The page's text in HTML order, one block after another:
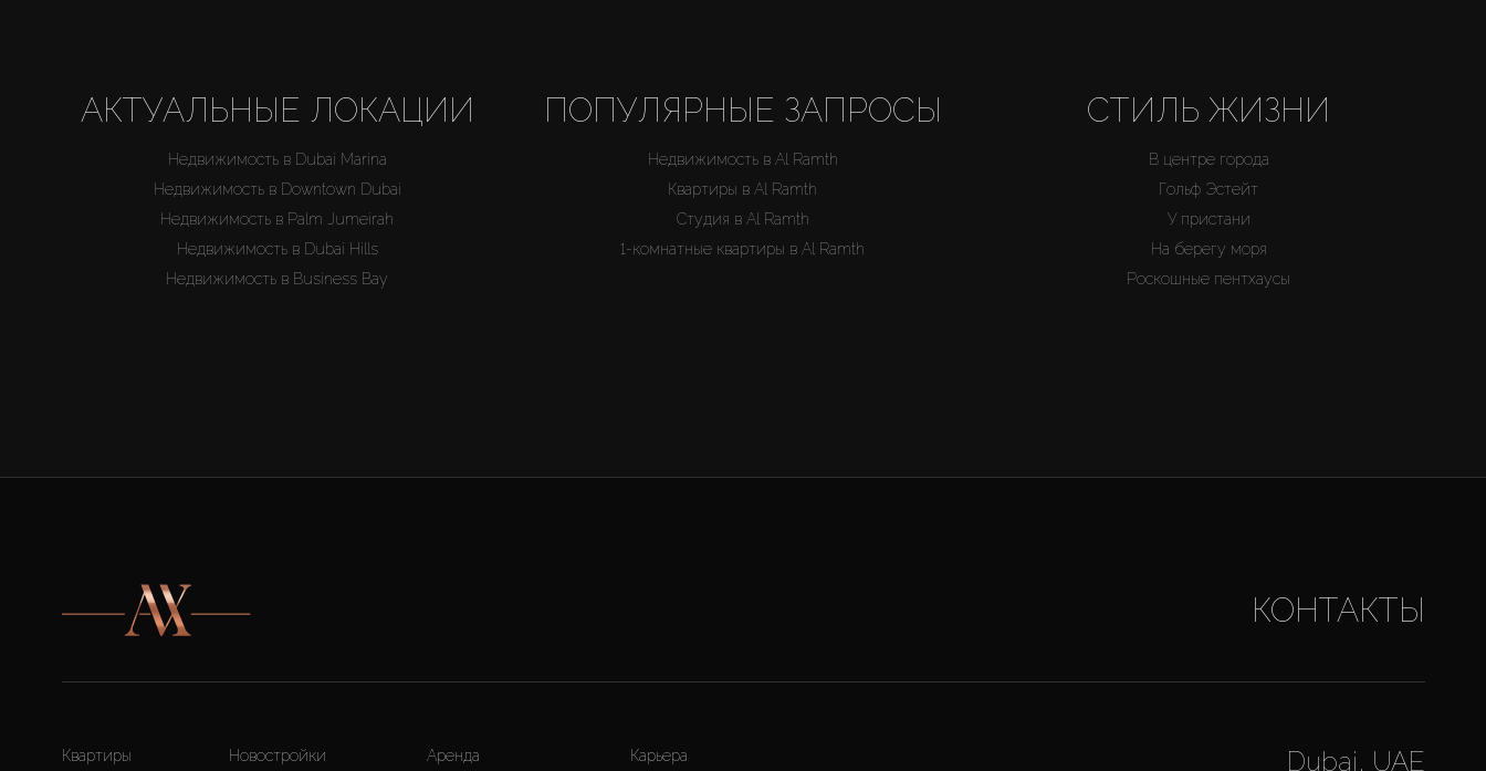
АКТУАЛЬНЫЕ ЛОКАЦИИ
Недвижимость в Dubai Marina
Недвижимость в Downtown Dubai
Недвижимость в Palm Jumeirah
Недвижимость в Dubai Hills
Недвижимость в Business Bay
ПОПУЛЯРНЫЕ ЗАПРОСЫ
Недвижимость в Al Ramth
Квартиры в Al Ramth
Студия в Al Ramth
1-комнатные квартиры в Al Ramth
СТИЛЬ ЖИЗНИ
В центре города
Гольф Эстейт
У пристани
На берегу моря
Роскошные пентхаусы
КОНТАКТЫ
Квартиры Новостройки Аренда Карьера Dubai, UAE